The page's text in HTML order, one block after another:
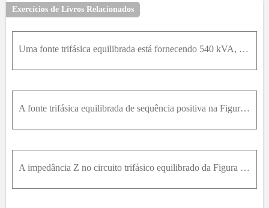
Exercícios de Livros Relacionados
Uma fonte trifásica equilibrada está fornecendo 540 kVA, com um fp atrasado de 0,96, aduas cargas paralelas equilibradas ligadas em D. A impedância da linha de distribuição queliga a fonte à carga é d
A fonte trifásica equilibrada de sequência positiva na Figura P11.37 fornece 41,6 kVA,com um fator de potência atrasado de 0,707. A tensão de linha na fonte é 240 V.a) Determine o módulo da tensão de
A impedância Z no circuito trifásico equilibrado da Figura P11.19 é 100 - j75 Ω . Determine: I A B ,I B CeI C A . I a A ,I b BeI c C , I b a ,I c beI a c .